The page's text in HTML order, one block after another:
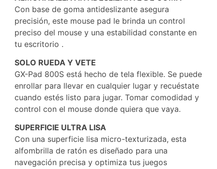
Con base de goma antideslizante asegura
precisión, este mouse pad le brinda un control
preciso del mouse y una estabilidad constante en
tu escritorio .
SOLO RUEDA Y VETE
GX-Pad 800S está hecho de tela flexible. Se puede
enrollar para llevar en cualquier lugar y recuéstate
cuando estés listo para jugar. Tomar comodidad y
control con el mouse donde quiera que vaya.
SUPERFICIE ULTRA LISA
Con una superficie lisa micro-texturizada, esta
alfombrilla de ratón es diseñado para una
navegación precisa y optimiza tus juegos